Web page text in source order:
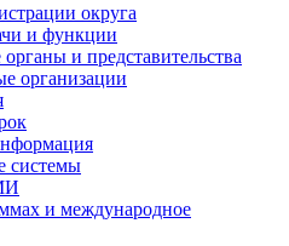
округа
и функции
и представительства
организации
системы
и международное